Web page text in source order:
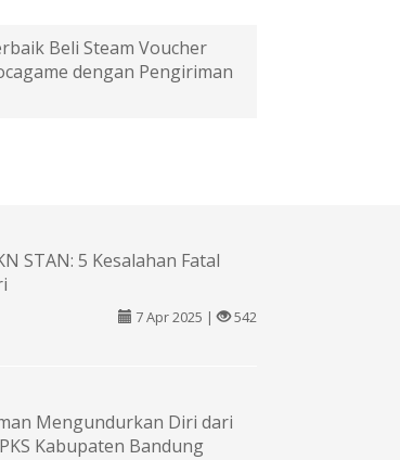
Beli Steam Voucher
dengan Pengiriman
STAN: 5 Kesalahan Fatal
7 Apr 2025 | 542
Mengundurkan Diri dari
Kabupaten Bandung